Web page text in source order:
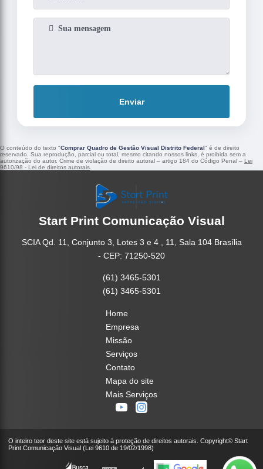
Enviar
O conteúdo do texto "Comprar Quadro de Gestão Visual Distrito Federal" é de direito
reservado. Sua reprodução, parcial ou total, mesmo citando nossos links, é proibida sem a
autorização do autor. Crime de violação de direito autoral – artigo 184 do Código Penal – Lei
9610/98 - Lei de direitos autorais
Start Print Comunicação Visual
SCIA Qd. 11, Conjunto 3, Lotes 3 e 4 , 11, Sala 104 Brasília
- CEP: 71250-520
(61) 3465-5301
(61) 3465-5301
Home
Empresa
Missão
Serviços
Contato
Mapa do site
Mais Serviços
O inteiro teor deste site está sujeito à proteção de direitos autorais. Copyright© Start
Print Comunicação Visual (Lei 9610 de 19/02/1998)